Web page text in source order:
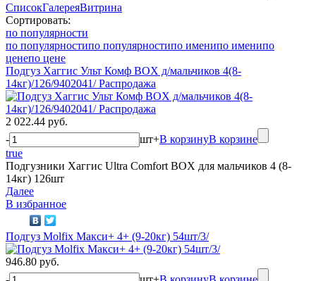
СписокГалереяВитрина
Сортировать:
по популярности
по популярностипо популярностипо именипо именипо
ценепо цене
Подгуз Хаггис Ульт Комф BOX д/мальчиков 4(8-
14кг)/126/9402041/ Распродажа
2 022.44 руб.
-
шт+В корзинуВ корзине
true
Подгузники Хаггис Ultra Comfort BOX для мальчиков 4 (8-
14кг) 126шт
Далее
В избранное
Подгуз Molfix Макси+ 4+ (9-20кг) 54шт/3/
946.80 руб.